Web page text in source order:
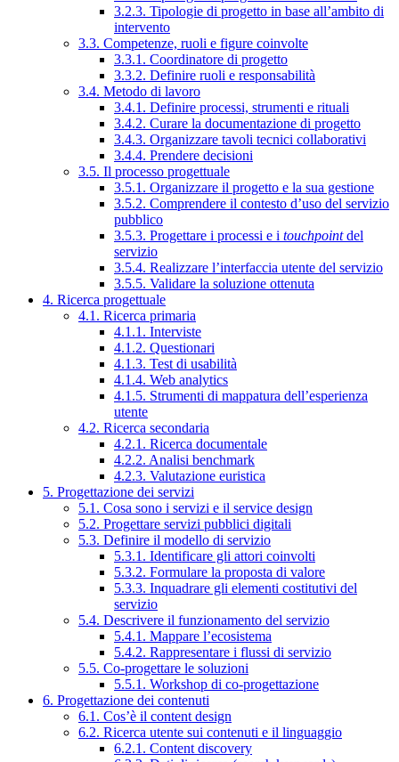
3.2.3. Tipologie di progetto in base all’ambito di
intervento
3.3. Competenze, ruoli e figure coinvolte
3.3.1. Coordinatore di progetto
3.3.2. Definire ruoli e responsabilità
3.4. Metodo di lavoro
3.4.1. Definire processi, strumenti e rituali
3.4.2. Curare la documentazione di progetto
3.4.3. Organizzare tavoli tecnici collaborativi
3.4.4. Prendere decisioni
3.5. Il processo progettuale
3.5.1. Organizzare il progetto e la sua gestione
3.5.2. Comprendere il contesto d’uso del servizio
pubblico
3.5.3. Progettare i processi e i touchpointdel
servizio
3.5.4. Realizzare l’interfaccia utente del servizio
3.5.5. Validare la soluzione ottenuta
4. Ricerca progettuale
4.1. Ricerca primaria
4.1.1. Interviste
4.1.2. Questionari
4.1.3. Test di usabilità
4.1.4. Web analytics
4.1.5. Strumenti di mappatura dell’esperienza
utente
4.2. Ricerca secondaria
4.2.1. Ricerca documentale
4.2.2. Analisi benchmark
4.2.3. Valutazione euristica
5. Progettazione dei servizi
5.1. Cosa sono i servizi e il service design
5.2. Progettare servizi pubblici digitali
5.3. Definire il modello di servizio
5.3.1. Identificare gli attori coinvolti
5.3.2. Formulare la proposta di valore
5.3.3. Inquadrare gli elementi costitutivi del
servizio
5.4. Descrivere il funzionamento del servizio
5.4.1. Mappare l’ecosistema
5.4.2. Rappresentare i flussi di servizio
5.5. Co-progettare le soluzioni
5.5.1. Workshop di co-progettazione
6. Progettazione dei contenuti
6.1. Cos’è il content design
6.2. Ricerca utente sui contenuti e il linguaggio
6.2.1. Content discovery